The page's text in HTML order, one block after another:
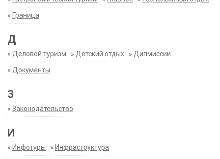
» Граница
Д
» Деловой туризм » Детский отдых » Дипмиссии
» Документы
З
» Законодательство
И
» Инфотуры » Инфраструктура